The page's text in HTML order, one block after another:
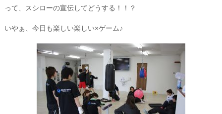
って、スシローの宣伝してどうする！！？
いやぁ、今日も楽しい楽しい×ゲーム♪